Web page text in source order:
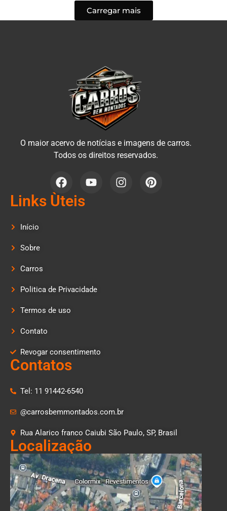
Carregar mais
O maior acervo de notícias e imagens de carros.
Todos os direitos reservados.
Links Ùteis
Início
Sobre
Carros
Politica de Privacidade
Termos de uso
Contato
Revogar consentimento
Contatos
Tel: 11 91442-6540
@carrosbemmontados.com.br
Rua Alarico franco Caiubi São Paulo, SP, Brasil
Localização